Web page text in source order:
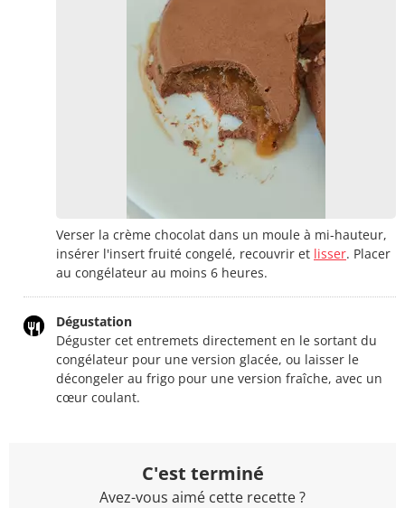
Verser la crème chocolat dans un moule à mi-hauteur,
insérer l'insert fruité congelé, recouvrir et lisser. Placer
au congélateur au moins 6 heures.
Dégustation
Déguster cet entremets directement en le sortant du
congélateur pour une version glacée, ou laisser le
décongeler au frigo pour une version fraîche, avec un
cœur coulant.
C'est terminé
Avez-vous aimé cette recette ?